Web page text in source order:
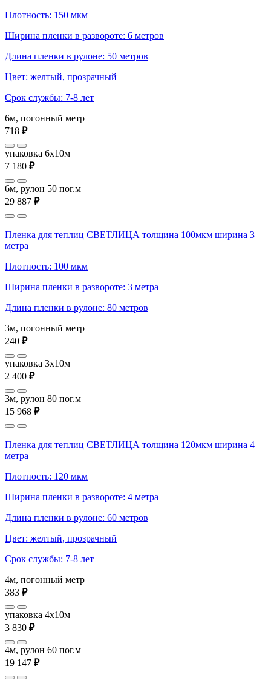
Плотность: 150 мкм
Ширина пленки в развороте: 6 метров
Длина пленки в рулоне: 50 метров
Цвет: желтый, прозрачный
Срок службы: 7-8 лет
6м, погонный метр
718 ₽
упаковка 6x10м
7 180 ₽
6м, рулон 50 пог.м
29 887 ₽
Пленка для теплиц СВЕТЛИЦА толщина 100мкм ширина 3
метра
Плотность: 100 мкм
Ширина пленки в развороте: 3 метра
Длина пленки в рулоне: 80 метров
3м, погонный метр
240 ₽
упаковка 3x10м
2 400 ₽
3м, рулон 80 пог.м
15 968 ₽
Пленка для теплиц СВЕТЛИЦА толщина 120мкм ширина 4
метра
Плотность: 120 мкм
Ширина пленки в развороте: 4 метра
Длина пленки в рулоне: 60 метров
Цвет: желтый, прозрачный
Срок службы: 7-8 лет
4м, погонный метр
383 ₽
упаковка 4x10м
3 830 ₽
4м, рулон 60 пог.м
19 147 ₽